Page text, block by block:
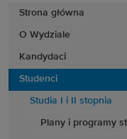
Strona główna
O Wydziale
Kandydaci
Studenci
Studia I i II stopnia
Plany i programy